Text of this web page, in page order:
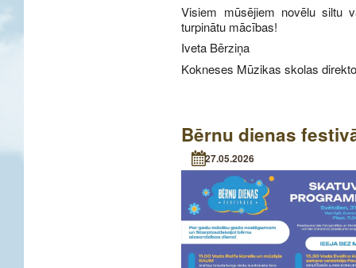
Visiem mūsējiem novēlu siltu
turpinātu mācības!
Iveta Bērziņa
Kokneses Mūzikas skolas
Bērnu dienas
27.05.2026